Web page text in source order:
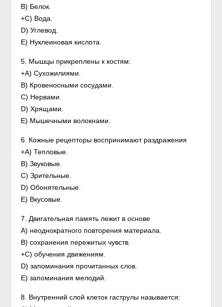
B) Белок.
+C) Вода.
D) Углевод.
E) Нуклеиновая кислота.
5. Мышцы прикреплены к костям:
+A) Сухожилиями.
B) Кровеносными сосудами.
C) Нервами.
D) Хрящами.
E) Мышечными волокнами.
6. Кожные рецепторы воспринимают раздражения
+A) Тепловые.
B) Звуковые.
C) Зрительные.
D) Обонятельные.
E) Вкусовые.
7. Двигательная память лежит в основе
A) неоднократного повторения материала.
B) сохранения пережитых чувств.
+C) обучения движениям.
D) запоминания прочитанных слов.
E) запоминания мелодий.
8. Внутренний слой клеток гаструлы называется: